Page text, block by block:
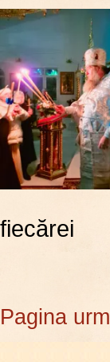
fiecărei
Pagina